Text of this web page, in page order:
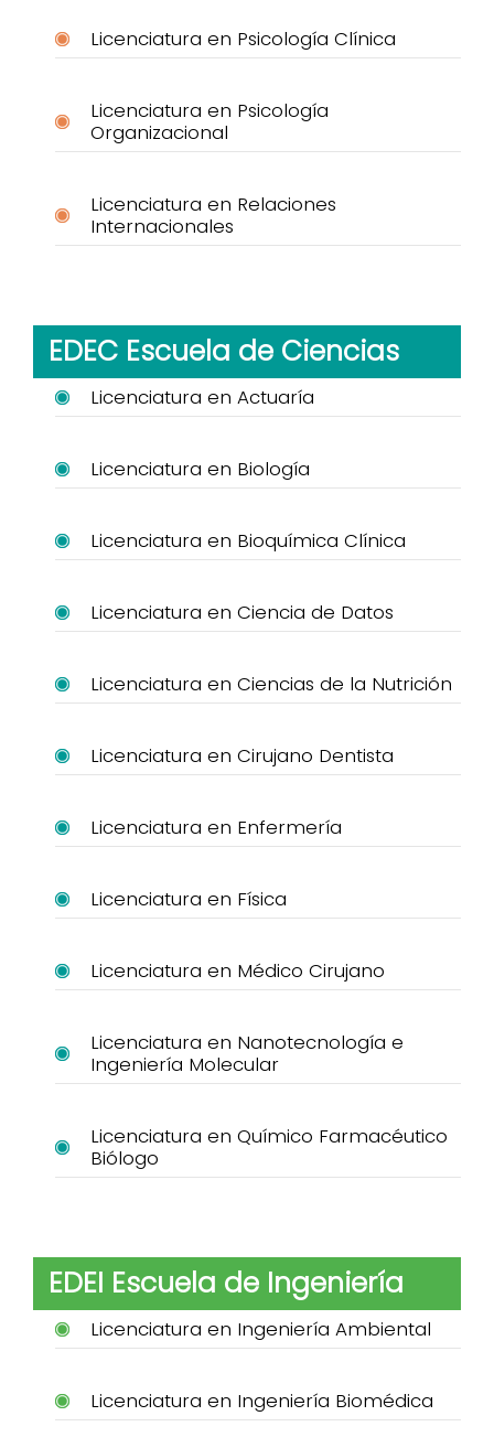
Licenciatura en Psicología Clínica
Licenciatura en Psicología
Organizacional
Licenciatura en Relaciones
Internacionales
EDEC Escuela de Ciencias
Licenciatura en Actuaría
Licenciatura en Biología
Licenciatura en Bioquímica Clínica
Licenciatura en Ciencia de Datos
Licenciatura en Ciencias de la Nutrición
Licenciatura en Cirujano Dentista
Licenciatura en Enfermería
Licenciatura en Física
Licenciatura en Médico Cirujano
Licenciatura en Nanotecnología e
Ingeniería Molecular
Licenciatura en Químico Farmacéutico
Biólogo
EDEI Escuela de Ingeniería
Licenciatura en Ingeniería Ambiental
Licenciatura en Ingeniería Biomédica